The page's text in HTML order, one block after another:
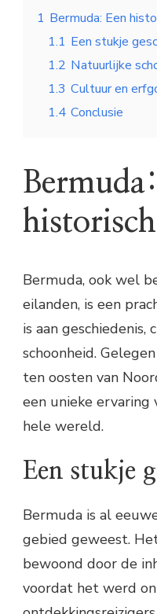
1 Bermuda: Een
1.1 Een stukje
1.2 Natuurlijke
1.3 Cultuur en
1.4 Conclusie
Bermuda, ook wel
eilanden, is een
is aan
schoonheid.
ten oosten van
een unieke ervaring
hele wereld.
Een stukje
Bermuda is al
gebied geweest.
bewoond door de
voordat het werd